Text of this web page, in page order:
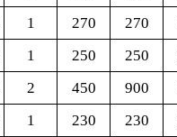
1 270 270
1 250 250
2 450 900
1 230 230